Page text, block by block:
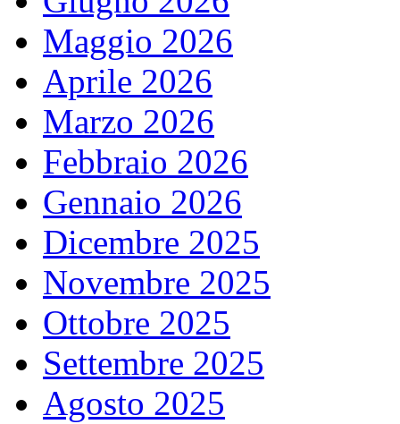
Maggio 2026
Aprile 2026
Marzo 2026
Febbraio 2026
Gennaio 2026
Dicembre 2025
Novembre 2025
Ottobre 2025
Settembre 2025
Agosto 2025